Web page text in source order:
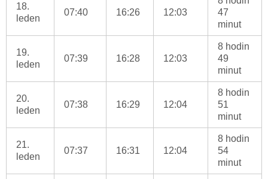
18.
leden
07:40 16:26 12:03
47
minut
19.
leden
07:39 16:28 12:03
8 hodin
49
minut
20.
leden
07:38 16:29 12:04
8 hodin
51
minut
21.
leden
07:37 16:31 12:04
8 hodin
54
minut